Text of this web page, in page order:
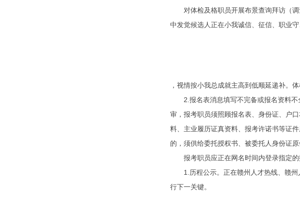
对体检及格职员开展布景查询拜访（调
中发觉候选人正在小我诚信、征信、职业
，视情按小我总成就主高到低顺延递补。
2.报名表消息填写不完备或报名资料不
审，报考职员须照顾报名表、身份证、户
料、主业履历证真资料、报考许诺书等证
的，须供给委托授权书、被委托人身份证
报考职员应正在网名时间内登录指定的
1.历程公示。正在赣州人才热线、赣州
行下一关键。